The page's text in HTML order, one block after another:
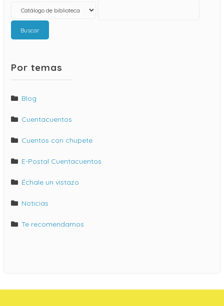
Buscar
Por temas
Blog
Cuentacuentos
Cuentos con chupete
E-Postal Cuentacuentos
Échale un vistazo
Noticias
Te recomendamos